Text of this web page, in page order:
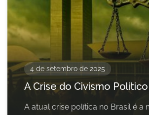
4 de setembro de 2025
A Crise do Civismo
A atual crise política no Brasil é a